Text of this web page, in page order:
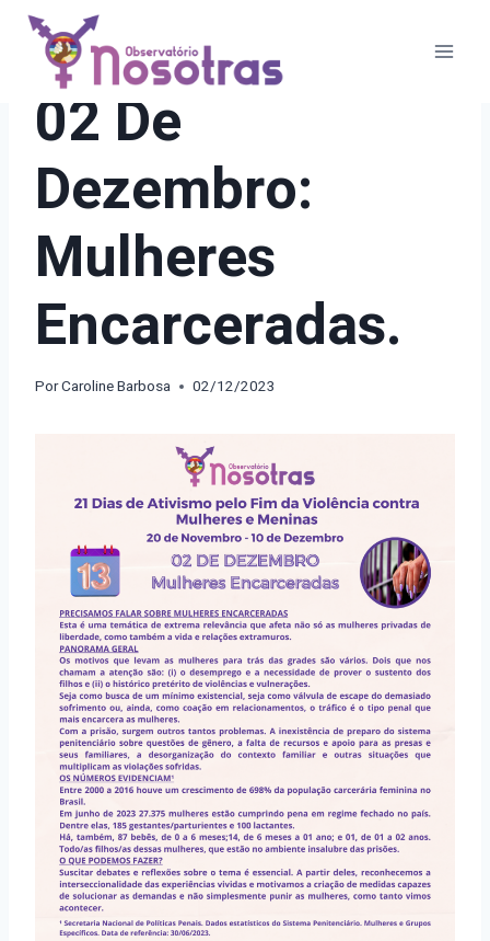
Pular
Conteúdo
21 DIAS DE ATIVISMO
02 De
Dezembro:
Mulheres
Encarceradas.
PorCaroline Barbosa 02/12/2023